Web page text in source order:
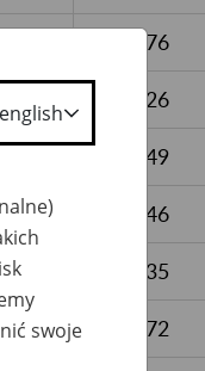
8654576
8654526
8654549
8654546
8654535
8826472
english
swoje